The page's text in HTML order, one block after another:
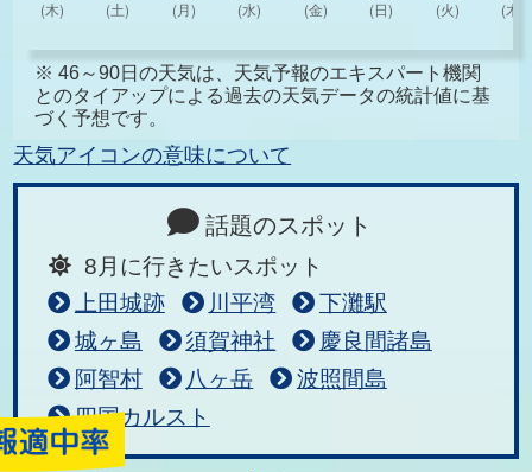
※ 46～90日の天気は、天気予報のエキスパート機関
とのタイアップによる過去の天気データの統計値に基
づく予想です。
天気アイコンの意味について
話題のスポット
8月に行きたいスポット
上田城跡
川平湾
下灘駅
城ヶ島
須賀神社
慶良間諸島
阿智村
八ヶ岳
波照間島
四国カルスト